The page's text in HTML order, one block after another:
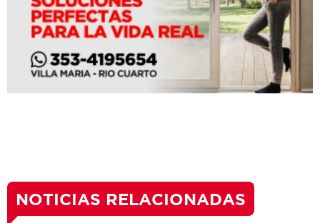
NOTICIAS RELACIONADAS